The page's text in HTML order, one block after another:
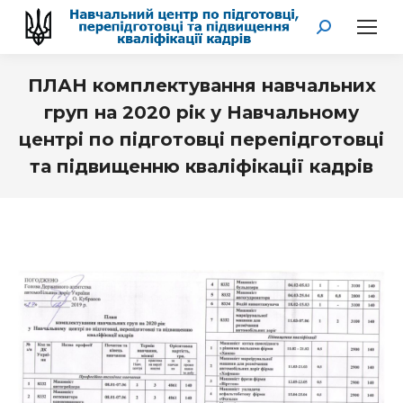
Search:
ПЛАН комплектування навчальних
груп на 2020 рік у Навчальному
центрі по підготовці перепідготовці
та підвищенню кваліфікації кадрів